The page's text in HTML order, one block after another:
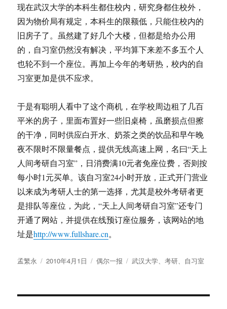
现在武汉大学的本科生都住校内，研究身都住校外，
因为物价局有规定，本科生的限额低，只能住校内的
旧房子了。虽然建了好几个大楼，但都是给办公用
的，自习室仍然没有解决，平均算下来差不多五个人
也轮不到一个座位。再加上今年的考研热，校内的自
习室更加是供不应求。
于是有聪明人看中了这个商机，在学校周边租了几百
平米的房子，里面布置好一些旧桌椅，虽磨损点但擦
的干净，同时供应白开水、奶茶之类的饮品和早午晚
夜不限时不限量餐点，提供无线高速上网，名曰“天上
人间考研自习室”，日消费满10元者免座位费，否则按
每小时1元买单。该自习室24小时开放，正式开门营业
以来成为考研人士的第一选择，尤其是校外考研者更
是排队等座位，为此，“天上人间考研自习室”还专门
开通了网站，并提供在线预订座位服务，该网站的地
址是http://www.fullshare.cn。
作
孟繁永
发
2010年4月1日
分
偶尔一报
标
武汉大学、考研、 自习室